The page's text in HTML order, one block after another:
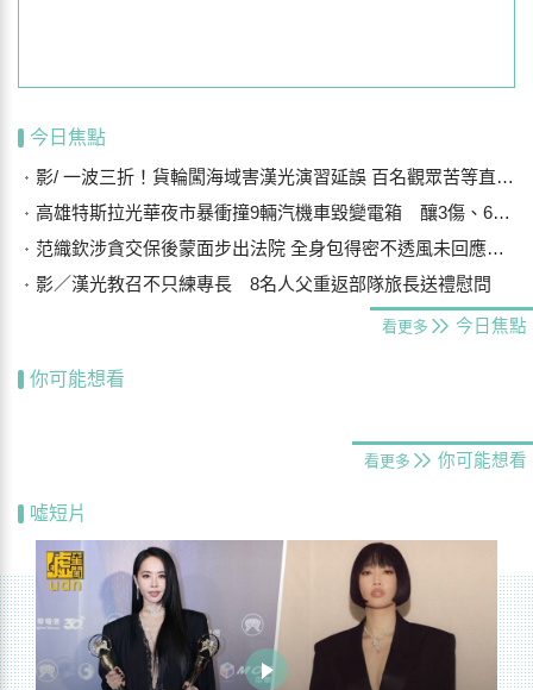
今日焦點
影/ 一波三折！貨輪闖海域害漢光演習延誤 百名觀眾苦等直呼可惜
高雄特斯拉光華夜市暴衝撞9輛汽機車毀變電箱 釀3傷、600戶停電
范織欽涉貪交保後蒙面步出法院 全身包得密不透風未回應案情
影／漢光教召不只練專長 8名人父重返部隊旅長送禮慰問
看更多 今日焦點
你可能想看
看更多 你可能想看
噓短片